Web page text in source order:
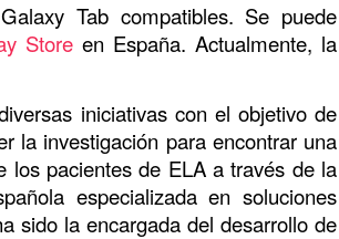
Tab compatibles. Se puede
Store en España. Actualmente, la
iniciativas con el objetivo de
la investigación para encontrar una
los pacientes de ELA a través de la
especializada en soluciones
sido la encargada del desarrollo de